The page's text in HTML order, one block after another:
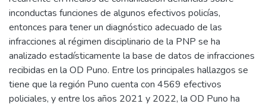
inconductas funciones de algunos efectivos policías,
entonces para tener un diagnóstico adecuado de las
infracciones al régimen disciplinario de la PNP se ha
analizado estadísticamente la base de datos de infracciones
recibidas en la OD Puno. Entre los principales hallazgos se
tiene que la región Puno cuenta con 4569 efectivos
policiales, y entre los años 2021 y 2022, la OD Puno ha